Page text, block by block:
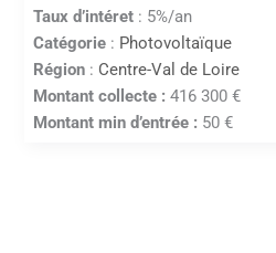
Taux d’intéret : 5%/an
Catégorie : Photovoltaïque
Région : Centre-Val de Loire
Montant collecte : 416 300 €
Montant min d’entrée : 50 €